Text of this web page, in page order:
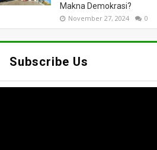
Makna Demokrasi?
November 27, 2024 0
Subscribe Us